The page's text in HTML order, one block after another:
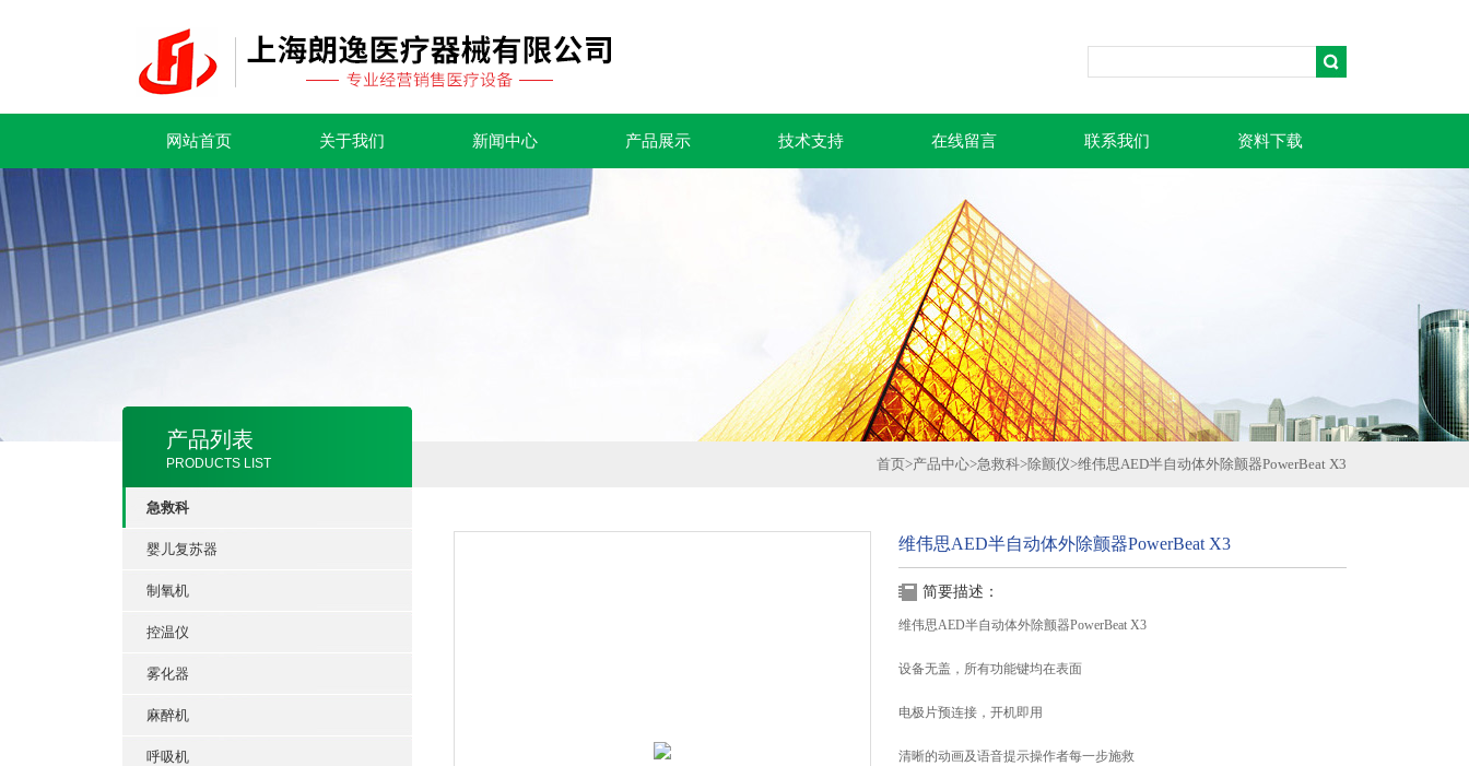
网站首页 关于我们 新闻中心 产品展示 技术支持 在线留言 联系我们 资料下载
产品列表
PRODUCTS LIST
急救科
婴儿复苏器
制氧机
控温仪
雾化器
麻醉机
呼吸机
首页>产品中心>急救科>除颤仪>维伟思AED半自动体外除颤器PowerBeat X3
维伟思AED半自动体外除颤器PowerBeat X3
简要描述：
维伟思AED半自动体外除颤器PowerBeat X3
设备无盖，所有功能键均在表面
电极片预连接，开机即用
清晰的动画及语音提示操作者每一步施救